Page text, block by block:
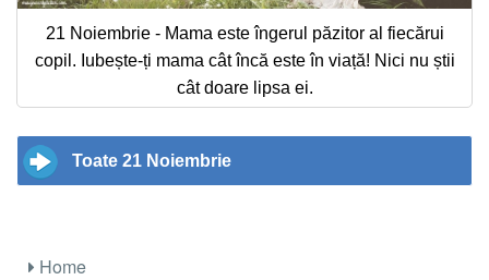
21 Noiembrie - Mama este îngerul păzitor al fiecărui
copil. Iubește-ți mama cât încă este în viață! Nici nu știi
cât doare lipsa ei.
Toate 21 Noiembrie
Home